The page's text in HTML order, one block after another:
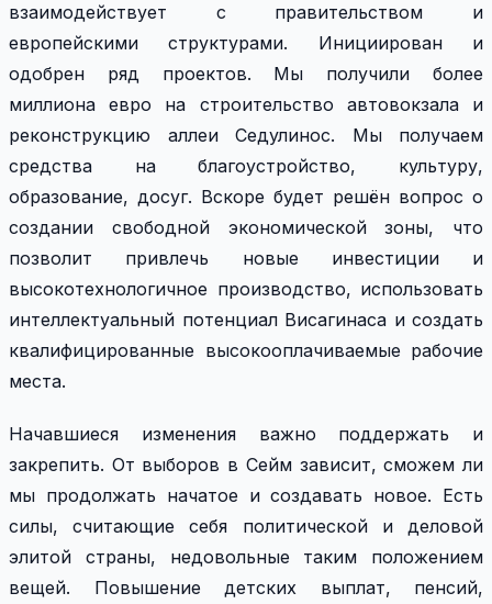
взаимодействует с правительством и
европейскими структурами. Инициирован и
одобрен ряд проектов. Мы получили более
миллиона евро на строительство автовокзала и
реконструкцию аллеи Седулинос. Мы получаем
средства на благоустройство, культуру,
образование, досуг. Вскоре будет решён вопрос о
создании свободной экономической зоны, что
позволит привлечь новые инвестиции и
высокотехнологичное производство, использовать
интеллектуальный потенциал Висагинаса и создать
квалифицированные высокооплачиваемые рабочие
места.
Начавшиеся изменения важно поддержать и
закрепить. От выборов в Сейм зависит, сможем ли
мы продолжать начатое и создавать новое. Есть
силы, считающие себя политической и деловой
элитой страны, недовольные таким положением
вещей. Повышение детских выплат, пенсий,